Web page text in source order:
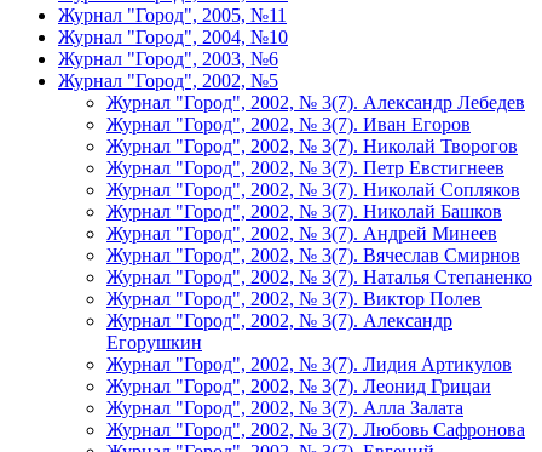
Журнал "Город", 2005, №11
Журнал "Город", 2004, №10
Журнал "Город", 2003, №6
Журнал "Город", 2002, №5
Журнал "Город", 2002, № 3(7). Александр Лебедев
Журнал "Город", 2002, № 3(7). Иван Егоров
Журнал "Город", 2002, № 3(7). Николай Творогов
Журнал "Город", 2002, № 3(7). Петр Евстигнеев
Журнал "Город", 2002, № 3(7). Николай Сопляков
Журнал "Город", 2002, № 3(7). Николай Башков
Журнал "Город", 2002, № 3(7). Андрей Минеев
Журнал "Город", 2002, № 3(7). Вячеслав Смирнов
Журнал "Город", 2002, № 3(7). Наталья Степаненко
Журнал "Город", 2002, № 3(7). Виктор Полев
Журнал "Город", 2002, № 3(7). Александр
Егорушкин
Журнал "Город", 2002, № 3(7). Лидия Артикулов
Журнал "Город", 2002, № 3(7). Леонид Грицаи
Журнал "Город", 2002, № 3(7). Алла Залата
Журнал "Город", 2002, № 3(7). Любовь Сафронова